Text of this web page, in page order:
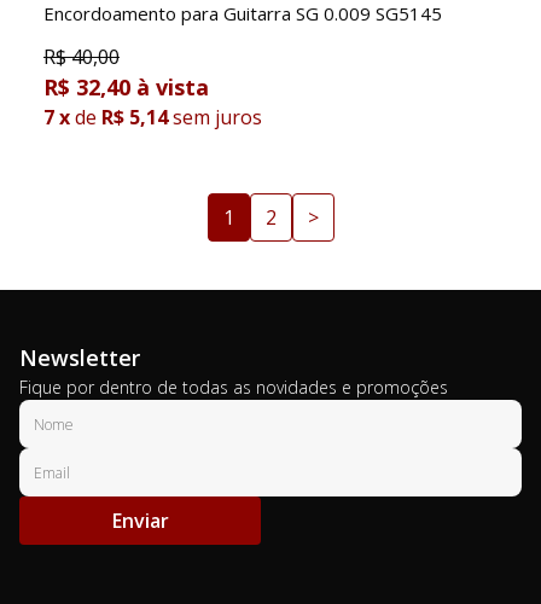
Encordoamento para Guitarra SG 0.009 SG5145
R$40,00
R$ 32,40
7xde R$ 5,14sem juros
1 2 >
Newsletter
Fique por dentro de todas as novidades e promoções
Enviar